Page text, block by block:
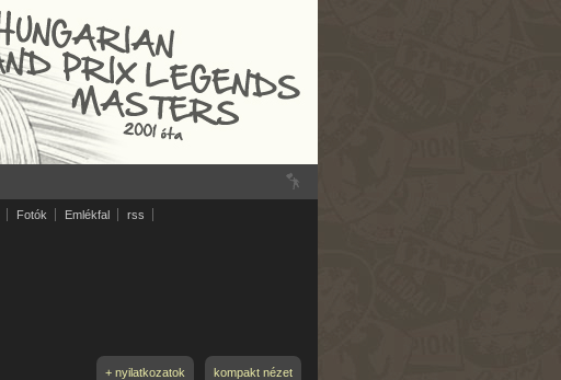
Fotók Emlékfal rss
kompakt nézet
+ nyilatkozatok